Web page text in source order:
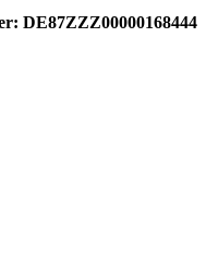
DE87ZZZ00000168444